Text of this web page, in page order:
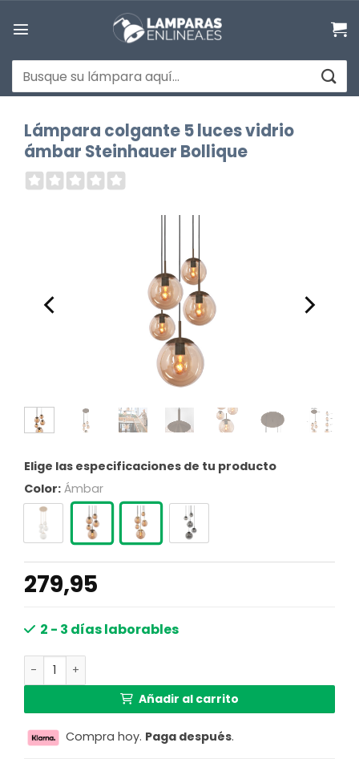
Buscar
por:
Lámpara colgante 5 luces vidrio
ámbar Steinhauer Bollique
Elige las especificaciones de tu producto
Color: Ámbar
279,95
2 - 3 días laborables
Lámpara colgante 5 luces vidrio ámbar Steinhauer
Añadir al carrito
Compra hoy. Paga después.